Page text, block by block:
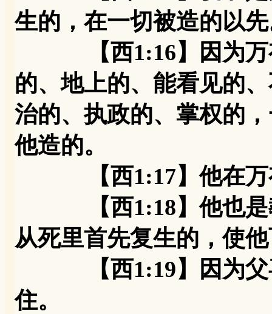
生的，在一切被造的以
【西1:16】因为万有
的、地上的、能看见的
治的、执政的、掌权的
他造的。
【西1:17】他在万有
【西1:18】他也是教
从死里首先复生的，使
【西1:19】因为父喜
住。